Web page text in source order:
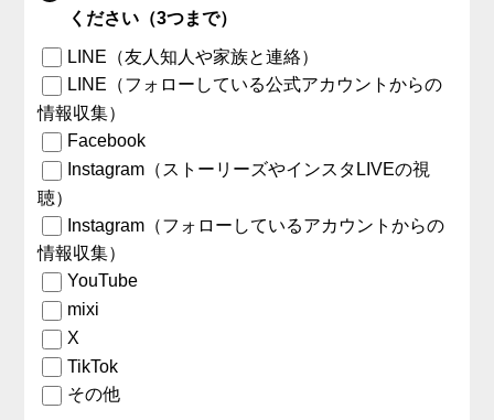
ください（3つまで）
LINE（友人知人や家族と連絡）
LINE（フォローしている公式アカウントからの
情報収集）
Facebook
Instagram（ストーリーズやインスタLIVEの視
聴）
Instagram（フォローしているアカウントからの
情報収集）
YouTube
mixi
X
TikTok
その他